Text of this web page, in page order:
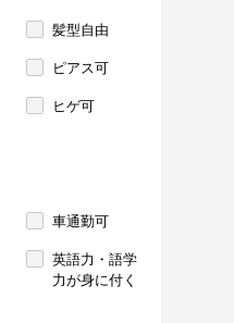
髪型自由
ピアス可
ヒゲ可
車通勤可
英語力・語学
力が身に付く